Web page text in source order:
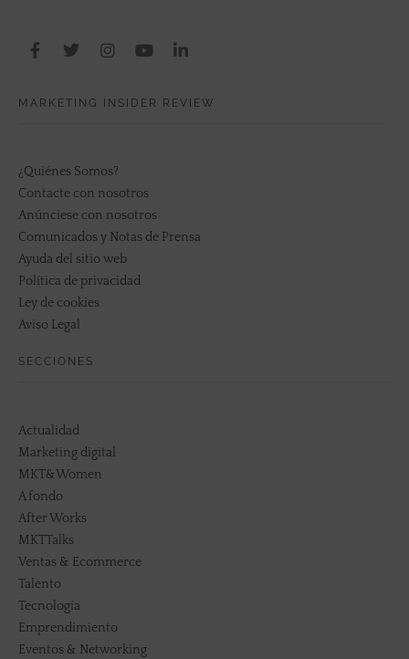
MARKETING INSIDER REVIEW
¿Quiénes Somos?
Contacte con nosotros
Anúnciese con nosotros
Comunicados y Notas de Prensa
Ayuda del sitio web
Política de privacidad
Ley de cookies
Aviso Legal
SECCIONES
Actualidad
Marketing digital
MKT&Women
A fondo
After Works
MKTTalks
Ventas & Ecommerce
Talento
Tecnología
Emprendimiento
Eventos & Networking